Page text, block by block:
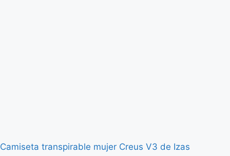
Camiseta transpirable mujer Creus V3 de Izas